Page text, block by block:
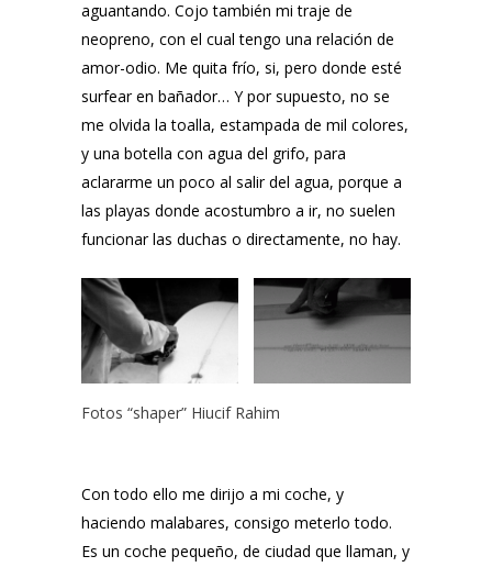
aguantando. Cojo también mi traje de
neopreno, con el cual tengo una relación de
amor-odio. Me quita frío, si, pero donde esté
surfear en bañador… Y por supuesto, no se
me olvida la toalla, estampada de mil colores,
y una botella con agua del grifo, para
aclararme un poco al salir del agua, porque a
las playas donde acostumbro a ir, no suelen
funcionar las duchas o directamente, no hay.
Fotos “shaper” Hiucif Rahim
Con todo ello me dirijo a mi coche, y
haciendo malabares, consigo meterlo todo.
Es un coche pequeño, de ciudad que llaman, y